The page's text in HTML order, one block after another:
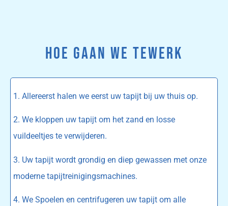
HOE GAAN WE TEWERK
1. Allereerst halen we eerst uw tapijt bij uw thuis op.
2. We kloppen uw tapijt om het zand en losse
vuildeeltjes te verwijderen.
3. Uw tapijt wordt grondig en diep gewassen met onze
moderne tapijtreinigingsmachines.
4. We Spoelen en centrifugeren uw tapijt om alle